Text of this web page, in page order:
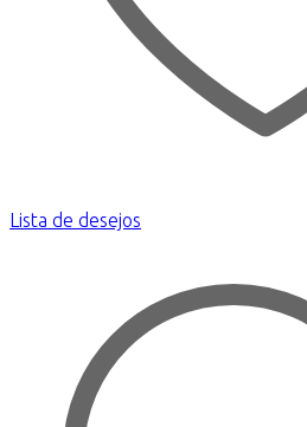
Lista de desejos